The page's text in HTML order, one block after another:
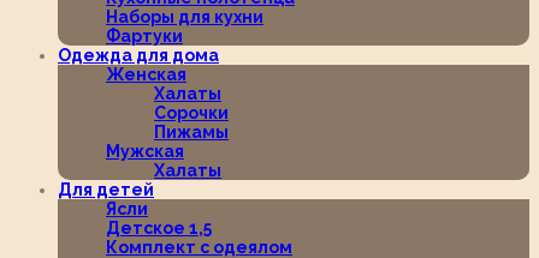
Наборы для кухни
Фартуки
Одежда для дома
Женская
Халаты
Сорочки
Пижамы
Мужская
Халаты
Для детей
Ясли
Детское 1,5
Комплект с одеялом